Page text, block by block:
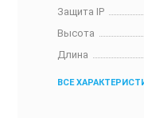
Защита IP
Высота
Длина
ВСЕ